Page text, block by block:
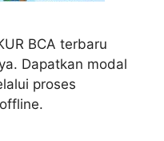
BCA terbaru
Dapatkan modal
proses